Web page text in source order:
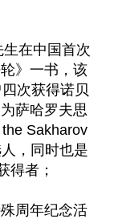
在中国首次
》一书，该
次获得诺贝
萨哈罗夫思
Sakharov
，同时也是
得者；
周年纪念活